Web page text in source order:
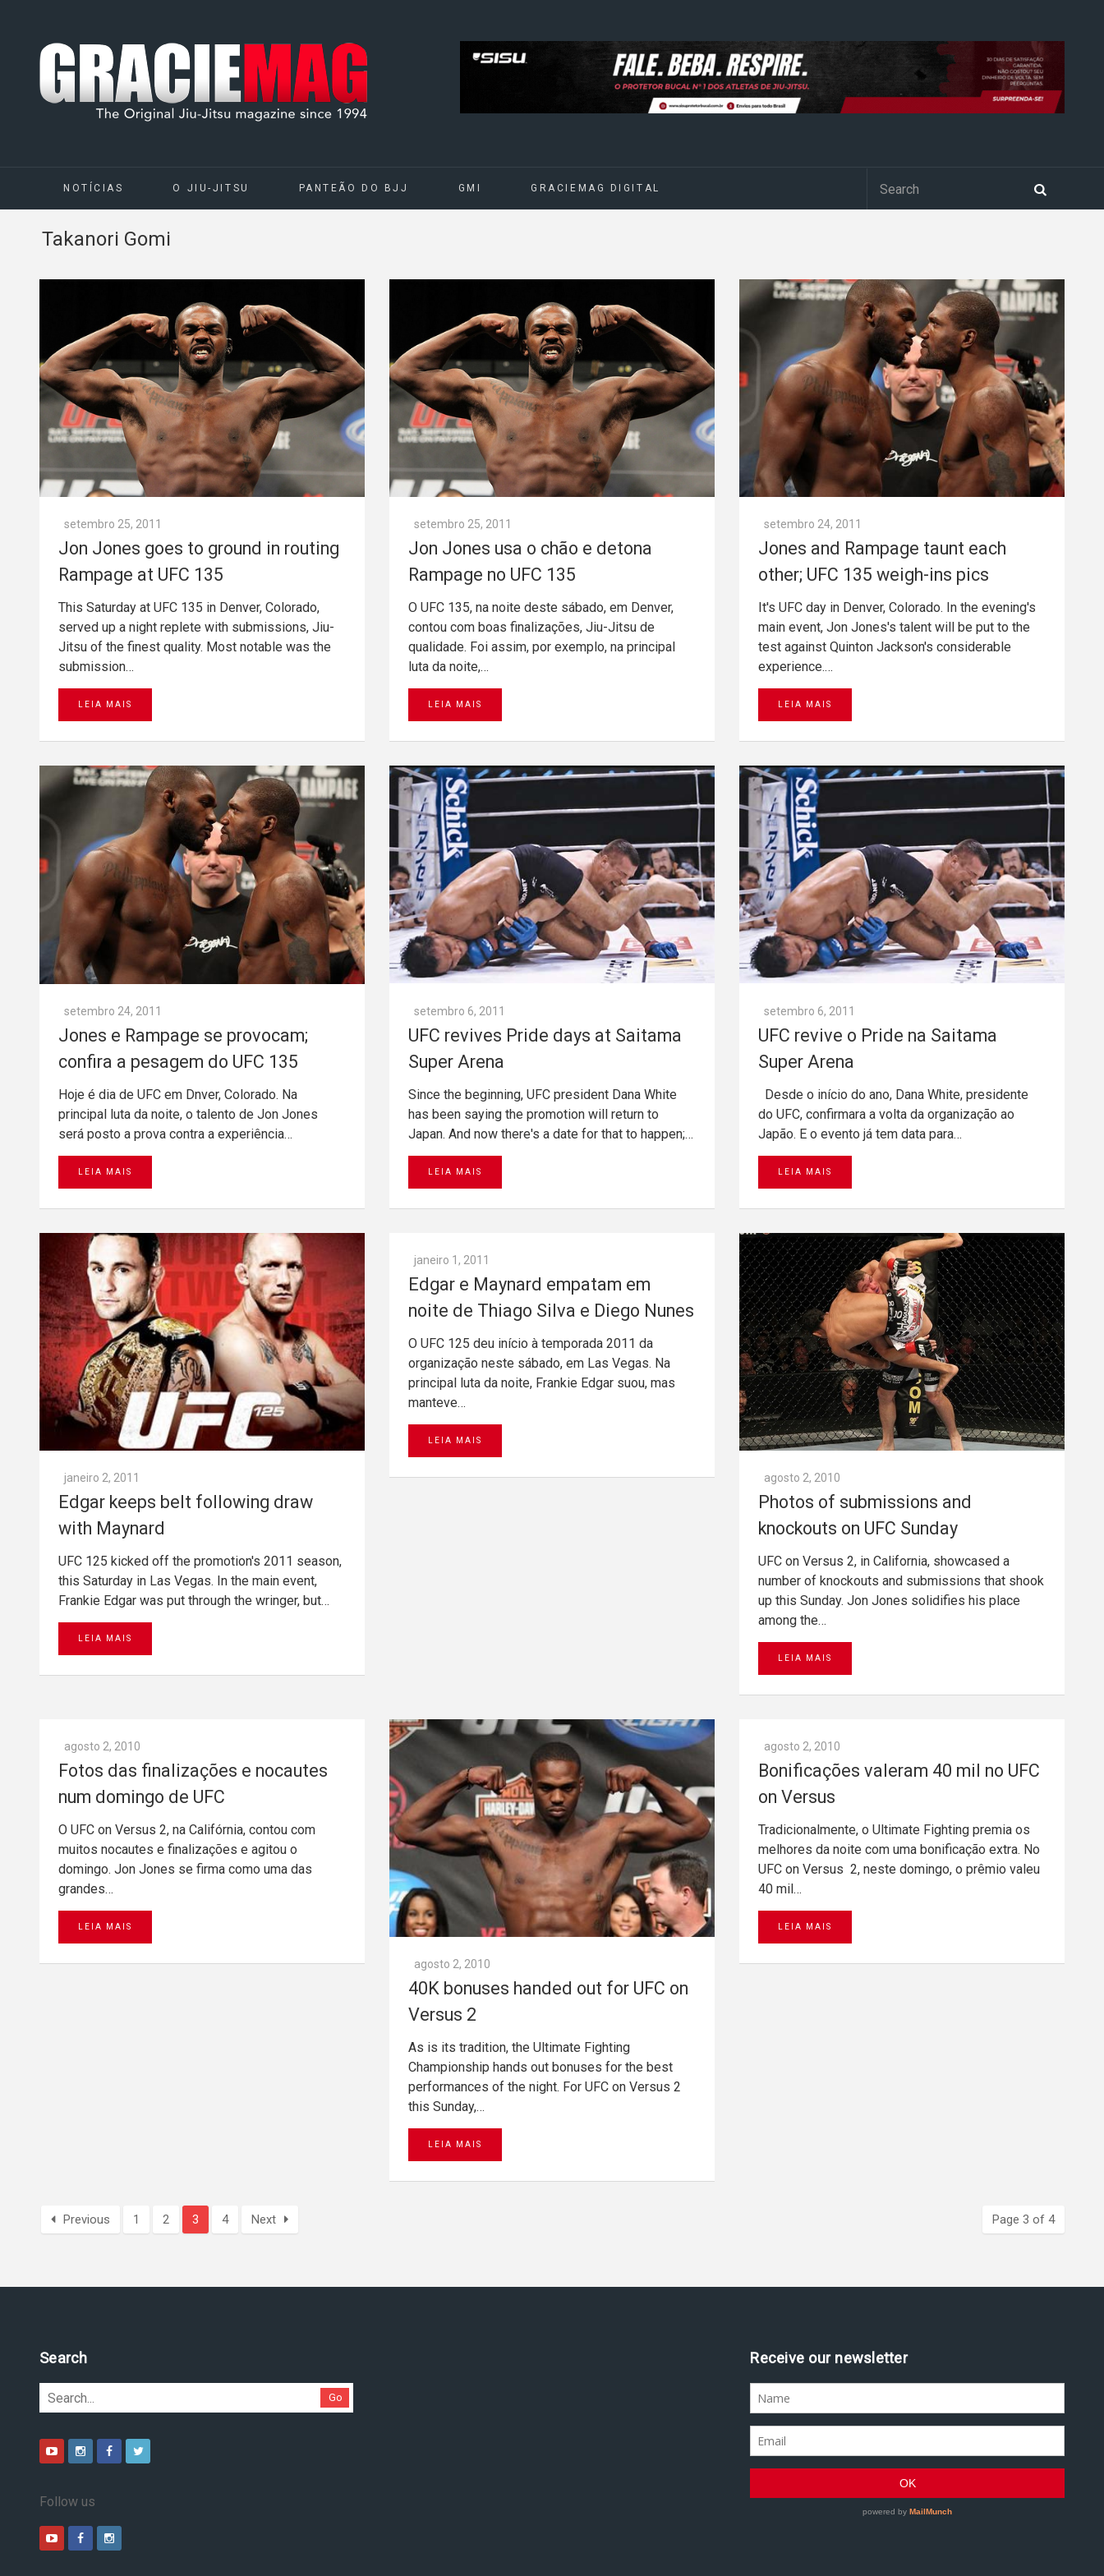
NOTÍCIAS O JIU-JITSU PANTEÃO DO BJJ GMI GRACIEMAG DIGITAL
Takanori Gomi
setembro 25, 2011
Jon Jones goes to ground in routing
Rampage at UFC 135
This Saturday at UFC 135 in Denver, Colorado,
served up a night replete with submissions, Jiu-
Jitsu of the finest quality. Most notable was the
submission…
LEIA MAIS
setembro 25, 2011
Jon Jones usa o chão e detona
Rampage no UFC 135
O UFC 135, na noite deste sábado, em Denver,
contou com boas finalizações, Jiu-Jitsu de
qualidade. Foi assim, por exemplo, na principal
luta da noite,…
LEIA MAIS
setembro 24, 2011
Jones and Rampage taunt each
other; UFC 135 weigh-ins pics
It's UFC day in Denver, Colorado. In the evening's
main event, Jon Jones's talent will be put to the
test against Quinton Jackson's considerable
experience.…
LEIA MAIS
setembro 24, 2011
Jones e Rampage se provocam;
confira a pesagem do UFC 135
Hoje é dia de UFC em Dnver, Colorado. Na
principal luta da noite, o talento de Jon Jones
será posto a prova contra a experiência…
LEIA MAIS
setembro 6, 2011
UFC revives Pride days at Saitama
Super Arena
Since the beginning, UFC president Dana White
has been saying the promotion will return to
Japan. And now there's a date for that to happen;…
LEIA MAIS
setembro 6, 2011
UFC revive o Pride na Saitama
Super Arena
Desde o início do ano, Dana White, presidente
do UFC, confirmara a volta da organização ao
Japão. E o evento já tem data para…
LEIA MAIS
janeiro 2, 2011
Edgar keeps belt following draw
with Maynard
UFC 125 kicked off the promotion's 2011 season,
this Saturday in Las Vegas. In the main event,
Frankie Edgar was put through the wringer, but…
LEIA MAIS
janeiro 1, 2011
Edgar e Maynard empatam em
noite de Thiago Silva e Diego Nunes
O UFC 125 deu início à temporada 2011 da
organização neste sábado, em Las Vegas. Na
principal luta da noite, Frankie Edgar suou, mas
manteve…
LEIA MAIS
agosto 2, 2010
Photos of submissions and
knockouts on UFC Sunday
UFC on Versus 2, in California, showcased a
number of knockouts and submissions that shook
up this Sunday. Jon Jones solidifies his place
among the…
LEIA MAIS
agosto 2, 2010
Fotos das finalizações e nocautes
num domingo de UFC
O UFC on Versus 2, na Califórnia, contou com
muitos nocautes e finalizações e agitou o
domingo. Jon Jones se firma como uma das
grandes…
LEIA MAIS
agosto 2, 2010
40K bonuses handed out for UFC on
Versus 2
As is its tradition, the Ultimate Fighting
Championship hands out bonuses for the best
performances of the night. For UFC on Versus 2
this Sunday,…
LEIA MAIS
agosto 2, 2010
Bonificações valeram 40 mil no UFC
on Versus
Tradicionalmente, o Ultimate Fighting premia os
melhores da noite com uma bonificação extra. No
UFC on Versus 2, neste domingo, o prêmio valeu
40 mil…
LEIA MAIS
Previous 1 2 3 4 Next Page 3 of 4
Pesquise no site
Go
Follow us
Assine nossa newsletter